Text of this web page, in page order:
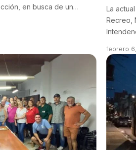
en busca de un…
La
Recreo,
febrero